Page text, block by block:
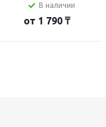
В наличии
от 1 790 ₸